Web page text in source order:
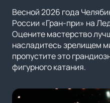
Весной 2026 года
России «Гран-при» на
Оцените мастерство
насладитесь зрелищем
пропустите это
фигурного катания.